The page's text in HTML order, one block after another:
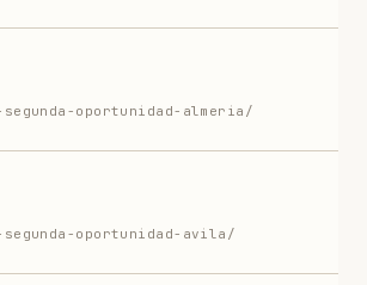
oportunidad-almeria/
segunda-oportunidad-avila/